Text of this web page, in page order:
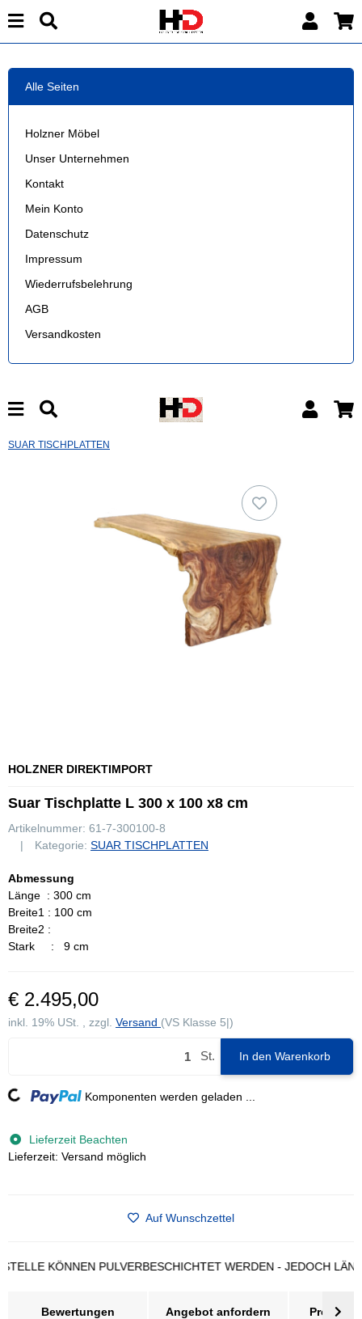
Alle Seiten
Holzner Möbel
Unser Unternehmen
Kontakt
Mein Konto
Datenschutz
Impressum
Wiederrufsbelehrung
AGB
Versandkosten
SUAR TISCHPLATTEN
HOLZNER DIREKTIMPORT
Suar Tischplatte L 300 x 100 x8 cm
Artikelnummer: 61-7-300100-8
Kategorie: SUAR TISCHPLATTEN
Abmessung
Länge : 300 cm
Breite1 : 100 cm
Breite2 :
Stark : 9 cm
€ 2.495,00
inkl. 19% USt. , zzgl. Versand (VS Klasse 5|)
St. In den Warenkorb
Loading... Komponenten werden geladen ...
Lieferzeit Beachten
Lieferzeit: Versand möglich
Auf Wunschzettel
KÖNNEN PULVERBESCHICHTET WERDEN - JEDOCH
Bewertungen Angebot anfordern